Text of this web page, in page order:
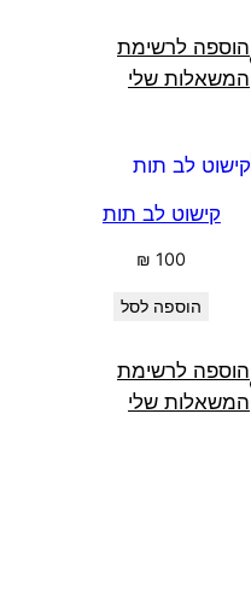
הוספה לרשימת
המשאלות שלי
קישוט לב תות
₪ 100
הוספה לסל
הוספה לרשימת
המשאלות שלי